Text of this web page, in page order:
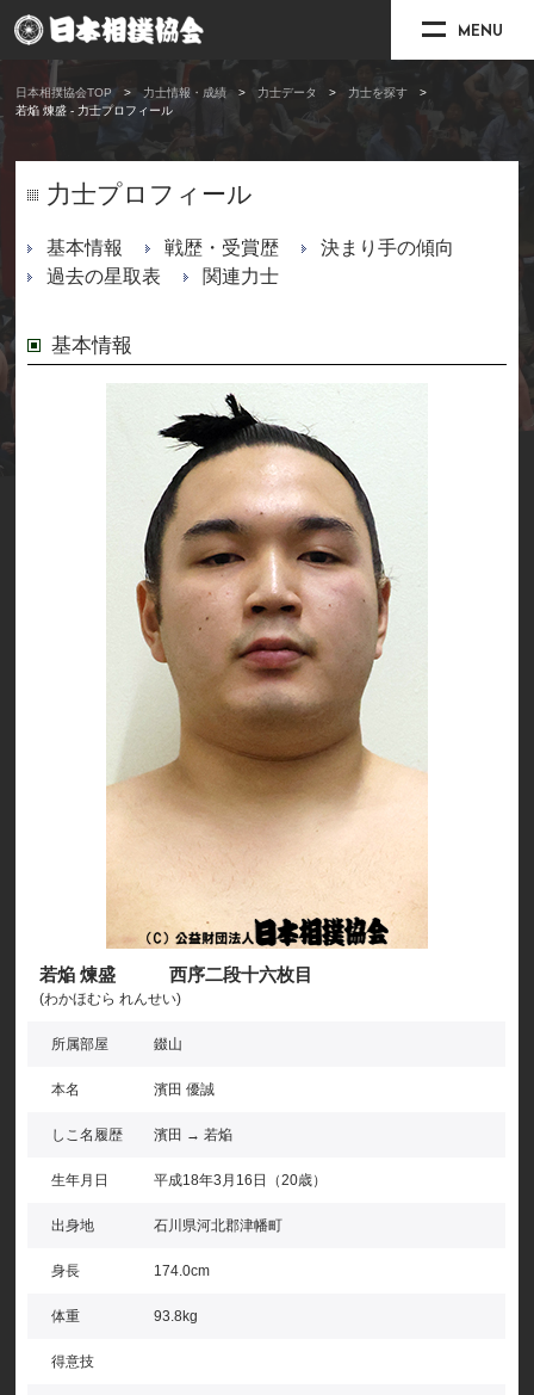
MENU
日本相撲協会TOP 力士情報・成績 力士データ
力士を探す
若焔 煉盛 - 力士プロフィール
力士プロフィール
基本情報 戦歴・受賞歴
決まり手の傾向
過去の星取表
関連力士
基本情報
若焔 煉盛 西序二段十六枚目
(わかほむら れんせい)
所属部屋 錣山
本名 濱田 優誠
しこ名履歴 濱田 → 若焔
生年月日 平成18年3月16日（20歳）
出身地 石川県河北郡津幡町
身長 174.0cm
体重 93.8kg
得意技